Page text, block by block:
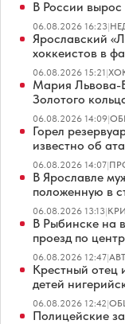
В России
06.08.2026 16:23|
Ярославский
хоккеистов в
06.08.2026 15:21|
Мария Львова-
Золотого
06.08.2026 14:09|
Горел
известно об
06.08.2026 14:07|
В Ярославле
положенную в
06.08.2026 13:13|
В Рыбинске на
проезд по
06.08.2026 12:47|
Крестный отец
детей
06.08.2026 12:42|
Полицейские